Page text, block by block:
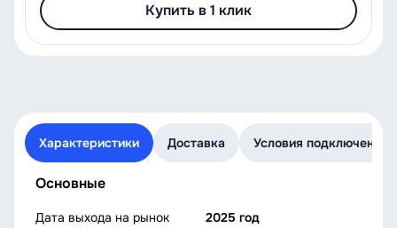
Купить в 1 клик
Характеристики Доставка Условия подключения
Основные
Дата выхода на рынок 2025 год